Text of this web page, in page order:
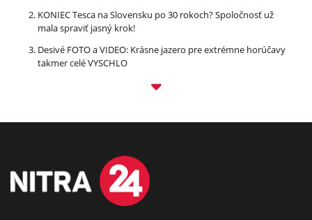
KONIEC Tesca na Slovensku po 30 rokoch? Spoločnosť už
mala spraviť jasný krok!
Desivé FOTO a VIDEO: Krásne jazero pre extrémne horúčavy
takmer celé VYSCHLO